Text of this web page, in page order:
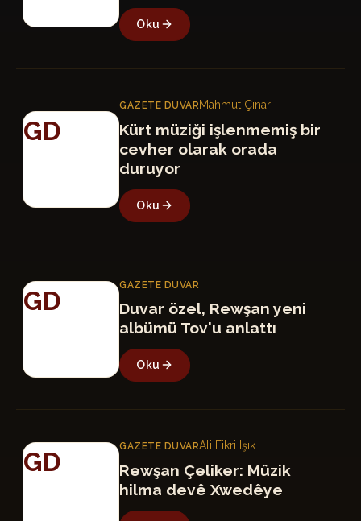
Oku
GD
GAZETE DUVARMahmut Çınar
Kürt müziği işlenmemiş bir
cevher olarak orada
duruyor
Oku
GD
GAZETE DUVAR
Duvar özel, Rewşan yeni
albümü Tov'u anlattı
Oku
GD
GAZETE DUVARAli Fikri Işık
Rewşan Çeliker: Mûzik
hilma devê Xwedêye